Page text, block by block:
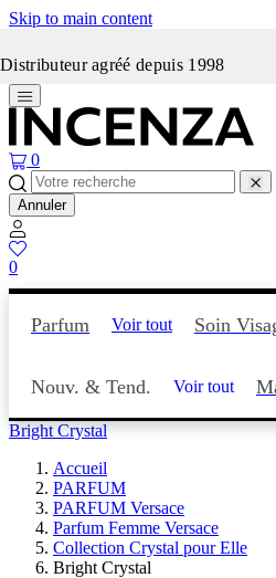
Skip to main content
Distributeur agréé depuis 1998
Incenza fait
0
Annuler
0
Parfum Voir tout Soin
Nouv. & Tend. Voir tout
Bright Crystal
Accueil
PARFUM
PARFUM Versace
Parfum Femme Versace
Collection Crystal pour Elle
Bright Crystal